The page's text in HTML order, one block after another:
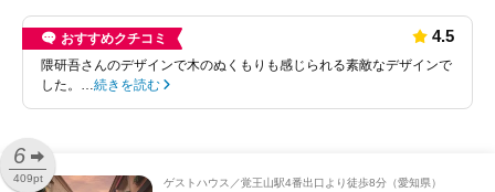
おすすめクチコミ 4.5
隈研吾さんのデザインで木のぬくもりも感じられる素敵なデザインで
した。…続きを読む
6
409pt ゲストハウス 覚王山駅4番出口より徒歩8分（愛知県）